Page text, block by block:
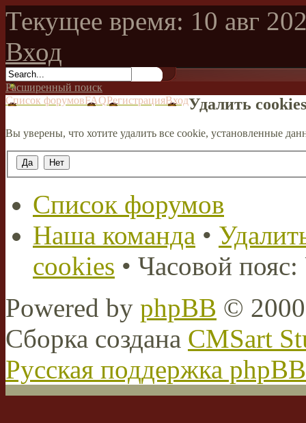
Текущее время: 10 авг
Вход
Расширенный поиск
Список форумовFAQРегистрацияВходУдалить
Вы уверены, что хотите удалить все cookie, установленные
Список форумов
Наша команда •
cookies • Часовой
Powered by phpBB ©
Сборка создана CMSart
Русская поддержка phpBB